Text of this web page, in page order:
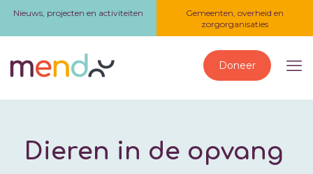
Nieuws, projecten en activiteiten
Gemeenten, overheid en
zorgorganisaties
Doneer
Dieren in de opvang